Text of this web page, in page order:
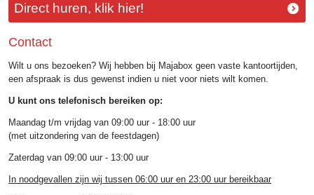
Direct huren, klik hier!
Contact
Wilt u ons bezoeken? Wij hebben bij Majabox geen vaste kantoortijden,
een afspraak is dus gewenst indien u niet voor niets wilt komen.
U kunt ons telefonisch bereiken op:
Maandag t/m vrijdag van 09:00 uur - 18:00 uur
(met uitzondering van de feestdagen)
Zaterdag van 09:00 uur - 13:00 uur
In noodgevallen zijn wij tussen 06:00 uur en 23:00 uur bereikbaar